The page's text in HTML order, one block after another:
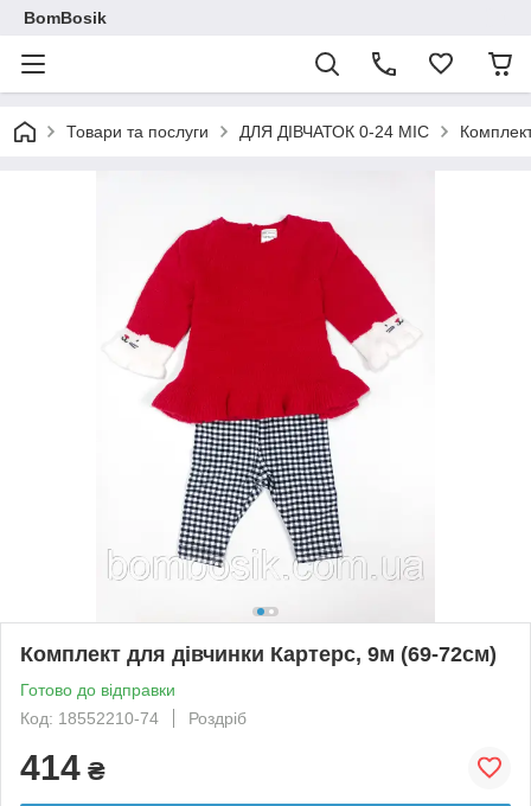
BomBosik
Товари та послуги ДЛЯ ДІВЧАТОК 0-24 МІС
Комплект для дівчинки Картерс, 9м (69-72см)
Готово до відправки
Код: 18552210-74
Роздріб
414 ₴